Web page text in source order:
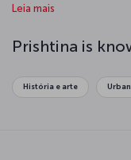
Leia mais
Prishtina is
História e arte